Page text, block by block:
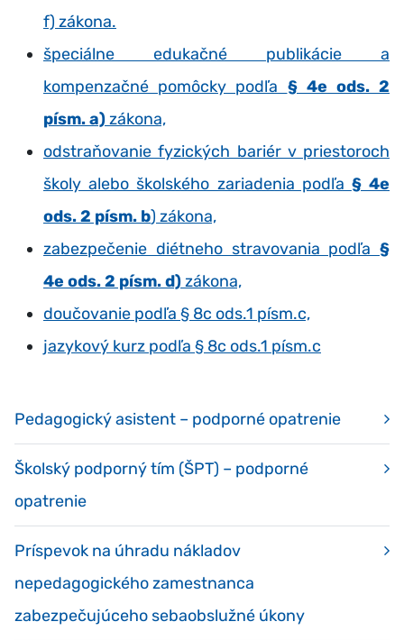
f) zákona.
špeciálne edukačné publikácie a
kompenzačné pomôcky podľa § 4e ods. 2
písm. a)zákona,
odstraňovanie fyzických bariér v priestoroch
školy alebo školského zariadenia podľa § 4e
ods. 2 písm. b) zákona,
zabezpečenie diétneho stravovania podľa §
4e ods. 2 písm. d)zákona,
doučovanie podľa § 8c ods.1 písm.c,
jazykový kurz podľa § 8c ods.1 písm.c
Pedagogický asistent – podporné opatrenie
Školský podporný tím (ŠPT) – podporné
opatrenie
Príspevok na úhradu nákladov
nepedagogického zamestnanca
zabezpečujúceho sebaobslužné úkony